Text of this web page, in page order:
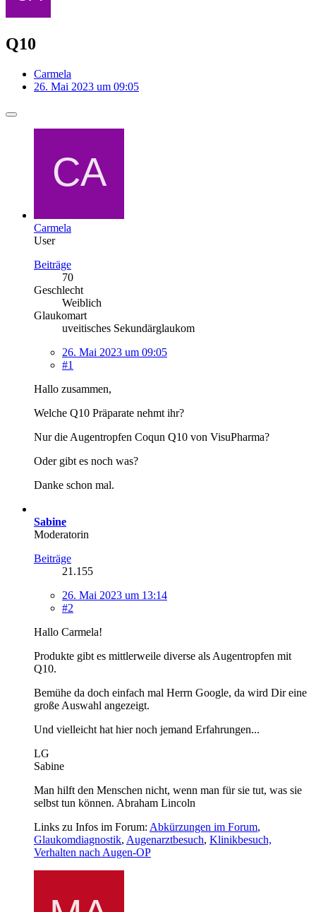
Q10
Carmela
26. Mai 2023 um 09:05
Carmela
User
Beiträge
70
Geschlecht
Weiblich
Glaukomart
uveitisches Sekundärglaukom
26. Mai 2023 um 09:05
#1
Hallo zusammen,
Welche Q10 Präparate nehmt ihr?
Nur die Augentropfen Coqun Q10 von VisuPharma?
Oder gibt es noch was?
Danke schon mal.
Sabine
Moderatorin
Beiträge
21.155
26. Mai 2023 um 13:14
#2
Hallo Carmela!
Produkte gibt es mittlerweile diverse als Augentropfen mit
Q10.
Bemühe da doch einfach mal Herrn Google, da wird Dir eine
große Auswahl angezeigt.
Und vielleicht hat hier noch jemand Erfahrungen...
LG
Sabine
Man hilft den Menschen nicht, wenn man für sie tut, was sie
selbst tun können. Abraham Lincoln
Links zu Infos im Forum: Abkürzungen im Forum,
Glaukomdiagnostik, Augenarztbesuch, Klinikbesuch,
Verhalten nach Augen-OP